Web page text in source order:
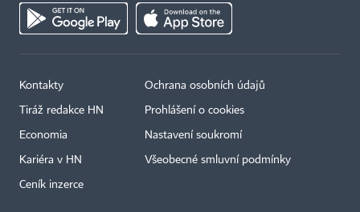
Kontakty
Tiráž redakce HN
Economia
Kariéra v HN
Ceník inzerce
Ochrana osobních údajů
Prohlášení o cookies
Nastavení soukromí
Všeobecné smluvní podmínky